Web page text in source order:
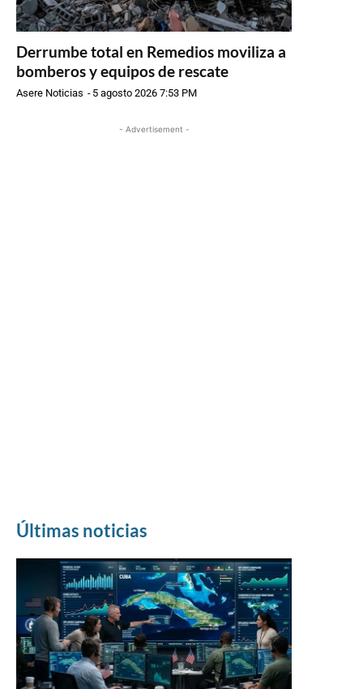
Derrumbe total en Remedios moviliza a
bomberos y equipos de rescate
Asere Noticias - 5 agosto 2026 7:53 PM
- Advertisement -
Últimas noticias